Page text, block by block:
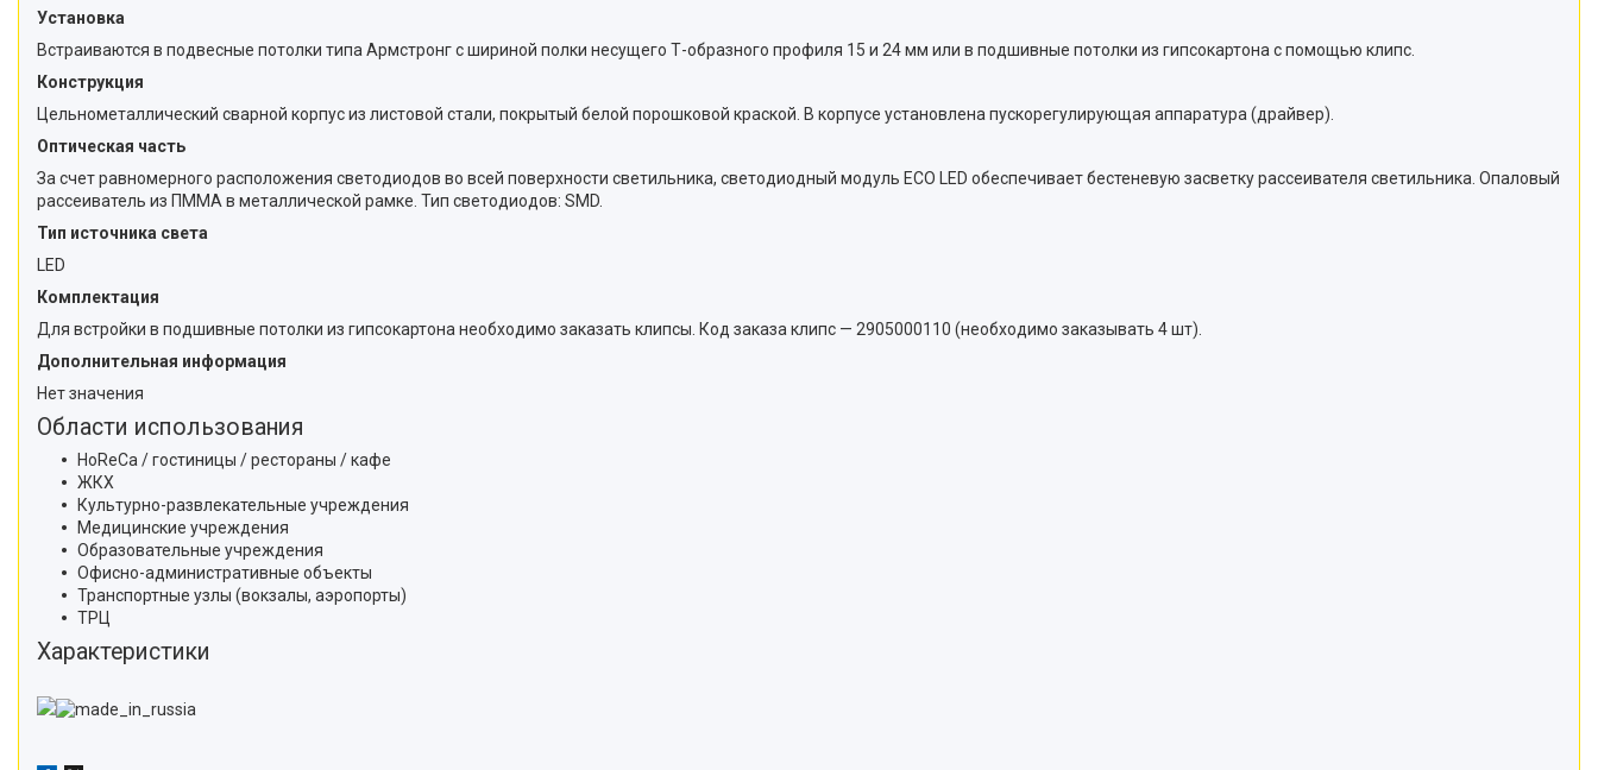
Установка
Встраиваются в подвесные потолки типа Армстронг с шириной полки несущего Т-образного профиля 15 и 24 мм или в подшивные потолки из гипсокартона с помощью клипс.
Конструкция
Цельнометаллический сварной корпус из листовой стали, покрытый белой порошковой краской. В корпусе установлена пускорегулирующая аппаратура (драйвер).
Оптическая часть
За счет равномерного расположения светодиодов во всей поверхности светильника, светодиодный модуль ECO LED обеспечивает бестеневую засветку рассеивателя светильника. Опаловый
рассеиватель из ПММА в металлической рамке. Тип светодиодов: SMD.
Тип источника света
LED
Комплектация
Для встройки в подшивные потолки из гипсокартона необходимо заказать клипсы. Код заказа клипс — 2905000110 (необходимо заказывать 4 шт).
Дополнительная информация
Нет значения
Области использования
HoReCa / гостиницы / рестораны / кафе
ЖКХ
Культурно-развлекательные учреждения
Медицинские учреждения
Образовательные учреждения
Офисно-административные объекты
Транспортные узлы (вокзалы, аэропорты)
ТРЦ
Характеристики